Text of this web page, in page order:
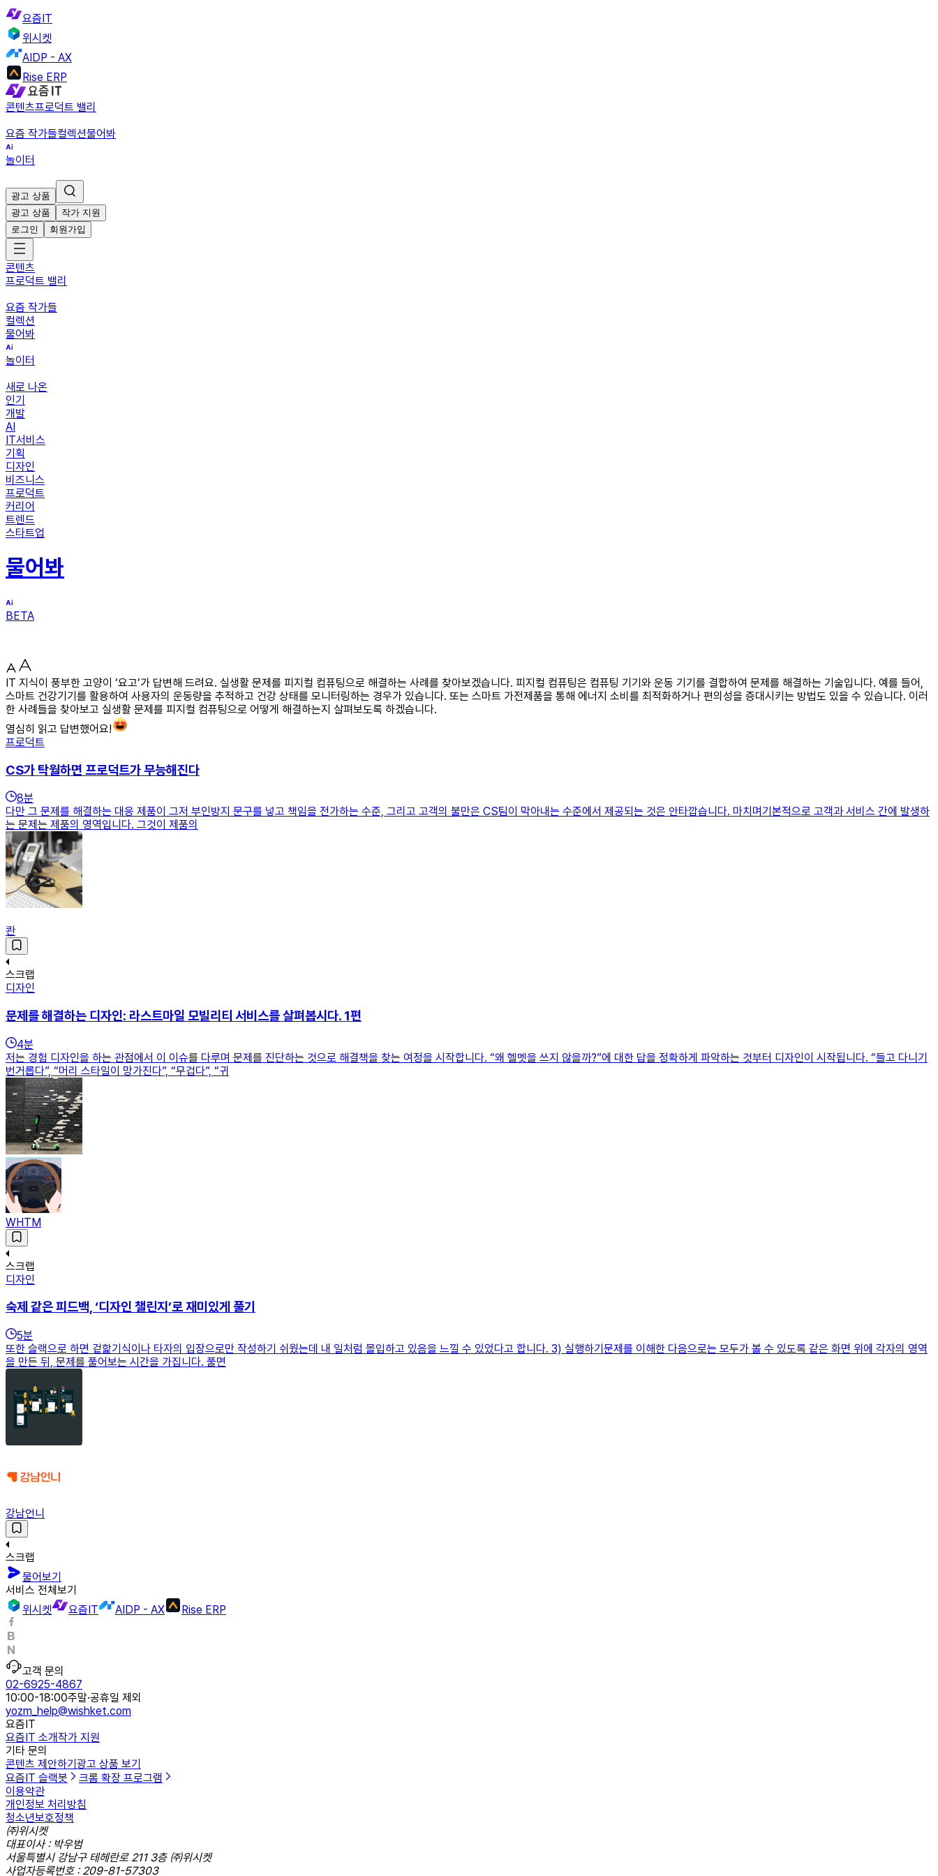
요즘IT
위시켓
AIDP - AX
Rise ERP
콘텐츠프로덕트 밸리
요즘 작가들컬렉션물어봐
놀이터
광고 상품
광고 상품
작가 지원
로그인
회원가입
콘텐츠
프로덕트 밸리
요즘 작가들
컬렉션
물어봐
놀이터
새로 나온
인기
개발
AI
IT서비스
기획
디자인
비즈니스
프로덕트
커리어
트렌드
스타트업
물어봐
BETA
IT 지식이 풍부한 고양이 ‘요고’가 답변해 드려요. 실생활 문제를 피지컬 컴퓨팅으로 해결하는 사례를 찾아보겠습니다. 피지컬 컴퓨팅은 컴퓨팅 기기와 운동 기기를 결합하여 문제를 해결하는 기술입니다. 예를 들어,
스마트 건강기기를 활용하여 사용자의 운동량을 추적하고 건강 상태를 모니터링하는 경우가 있습니다. 또는 스마트 가전제품을 통해 에너지 소비를 최적화하거나 편의성을 증대시키는 방법도 있을 수 있습니다. 이러
한 사례들을 찾아보고 실생활 문제를 피지컬 컴퓨팅으로 어떻게 해결하는지 살펴보도록 하겠습니다.
열심히 읽고 답변했어요!
프로덕트
CS가 탁월하면 프로덕트가 무능해진다
8분
다만 그 문제를 해결하는 대응 제품이 그저 부인방지 문구를 넣고 책임을 전가하는 수준, 그리고 고객의 불만은 CS팀이 막아내는 수준에서 제공되는 것은 안타깝습니다. 마치며기본적으로 고객과 서비스 간에 발생하
는 문제는 제품의 영역입니다. 그것이 제품의
콴
스크랩
디자인
문제를 해결하는 디자인: 라스트마일 모빌리티 서비스를 살펴봅시다. 1편
4분
저는 경험 디자인을 하는 관점에서 이 이슈를 다루며 문제를 진단하는 것으로 해결책을 찾는 여정을 시작합니다. “왜 헬멧을 쓰지 않을까?”에 대한 답을 정확하게 파악하는 것부터 디자인이 시작됩니다. “들고 다니기
번거롭다”, “머리 스타일이 망가진다”, “무겁다”, “귀
WHTM
스크랩
디자인
숙제 같은 피드백, ‘디자인 챌린지’로 재미있게 풀기
5분
또한 슬랙으로 하면 겉핥기식이나 타자의 입장으로만 작성하기 쉬웠는데 내 일처럼 몰입하고 있음을 느낄 수 있었다고 합니다. 3) 실행하기문제를 이해한 다음으로는 모두가 볼 수 있도록 같은 화면 위에 각자의 영역
을 만든 뒤, 문제를 풀어보는 시간을 가집니다. 풀면
강남언니
스크랩
물어보기
서비스 전체보기
위시켓
요즘IT AIDP - AX Rise ERP
고객 문의
02-6925-4867
10:00-18:00주말·공휴일 제외
yozm_help@wishket.com
요즘IT
요즘IT 소개작가 지원
기타 문의
콘텐츠 제안하기 광고 상품 보기
요즘IT 슬랙봇
크롬 확장 프로그램
이용약관
개인정보 처리방침
청소년보호정책
㈜위시켓
대표이사 : 박우범
서울특별시 강남구 테헤란로 211 3층 ㈜위시켓
사업자등록번호 : 209-81-57303